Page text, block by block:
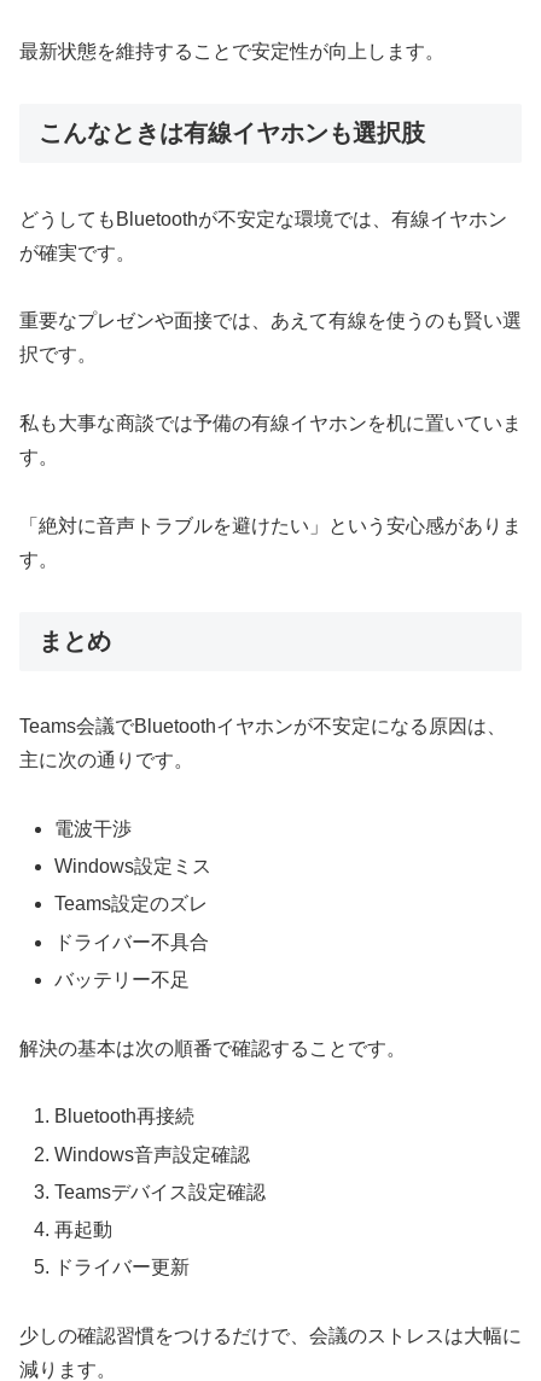
最新状態を維持することで安定性が向上します。
こんなときは有線イヤホンも選択肢
どうしてもBluetoothが不安定な環境では、有線イヤホン
が確実です。
重要なプレゼンや面接では、あえて有線を使うのも賢い選
択です。
私も大事な商談では予備の有線イヤホンを机に置いていま
す。
「絶対に音声トラブルを避けたい」という安心感がありま
す。
まとめ
Teams会議でBluetoothイヤホンが不安定になる原因は、
主に次の通りです。
電波干渉
Windows設定ミス
Teams設定のズレ
ドライバー不具合
バッテリー不足
解決の基本は次の順番で確認することです。
Bluetooth再接続
Windows音声設定確認
Teamsデバイス設定確認
再起動
ドライバー更新
少しの確認習慣をつけるだけで、会議のストレスは大幅に
減ります。